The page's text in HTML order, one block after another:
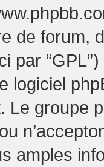
de forum,
par
logiciel
Le groupe
amples